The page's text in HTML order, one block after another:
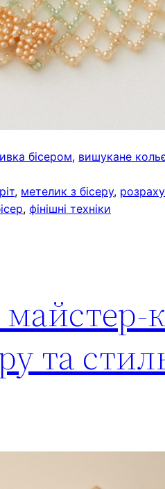
бісером, вишукане
, метелик з бісеру,
, фінішні техніки
та